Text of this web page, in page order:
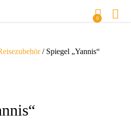
0
/ Spiegel „Yannis“